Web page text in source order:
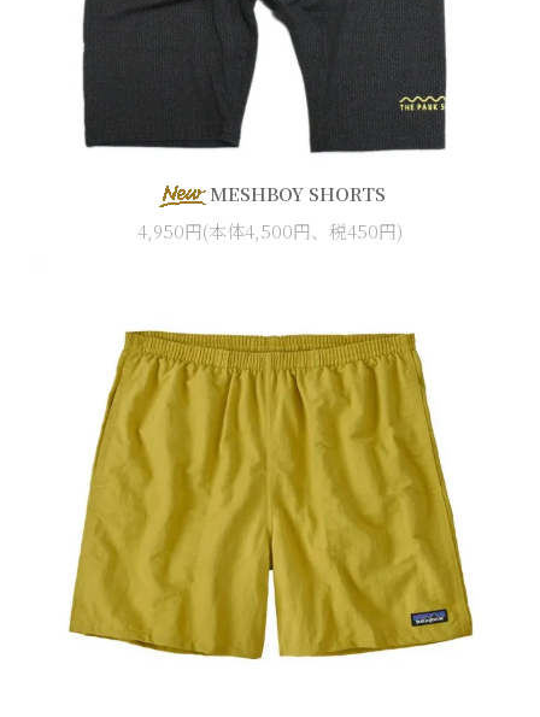
MESHBOY SHORTS
4,950円(本体4,500円、税450円)